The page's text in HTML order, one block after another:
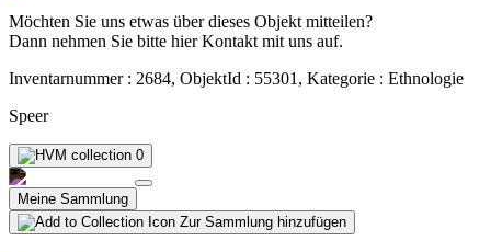
Möchten Sie uns etwas über dieses Objekt mitteilen?
Dann nehmen Sie bitte hier Kontakt mit uns auf.
Inventarnummer : 2684, ObjektId : 55301, Kategorie : Ethnologie
Speer
0
Meine Sammlung
Zur Sammlung hinzufügen